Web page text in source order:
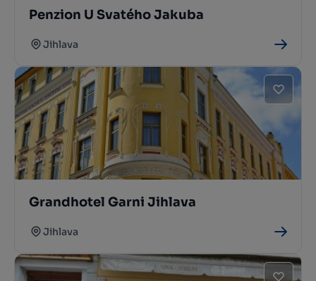
Penzion U Svatého Jakuba
Jihlava
Grandhotel Garni Jihlava
Jihlava